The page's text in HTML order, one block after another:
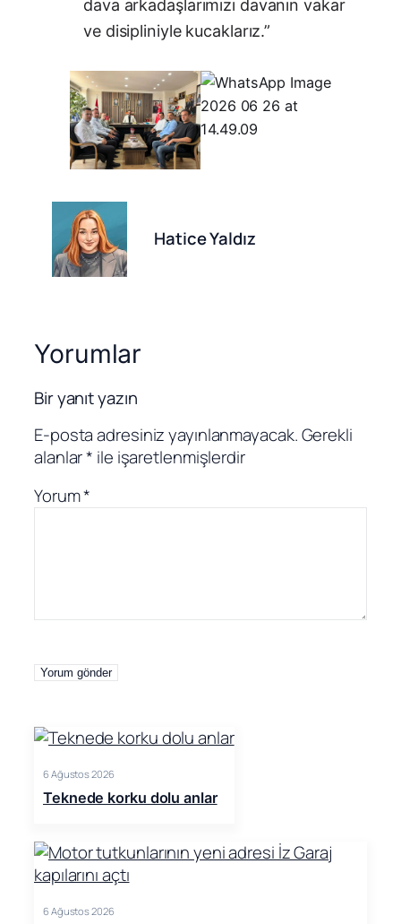
dava arkadaşlarımızı davanın vakar
ve disipliniyle kucaklarız.”
Hatice Yaldız
Yorumlar
Bir yanıt yazın
E-posta adresiniz yayınlanmayacak.Gerekli
alanlar* ile işaretlenmişlerdir
Yorum*
6 Ağustos 2026
Teknede korku dolu anlar
6 Ağustos 2026